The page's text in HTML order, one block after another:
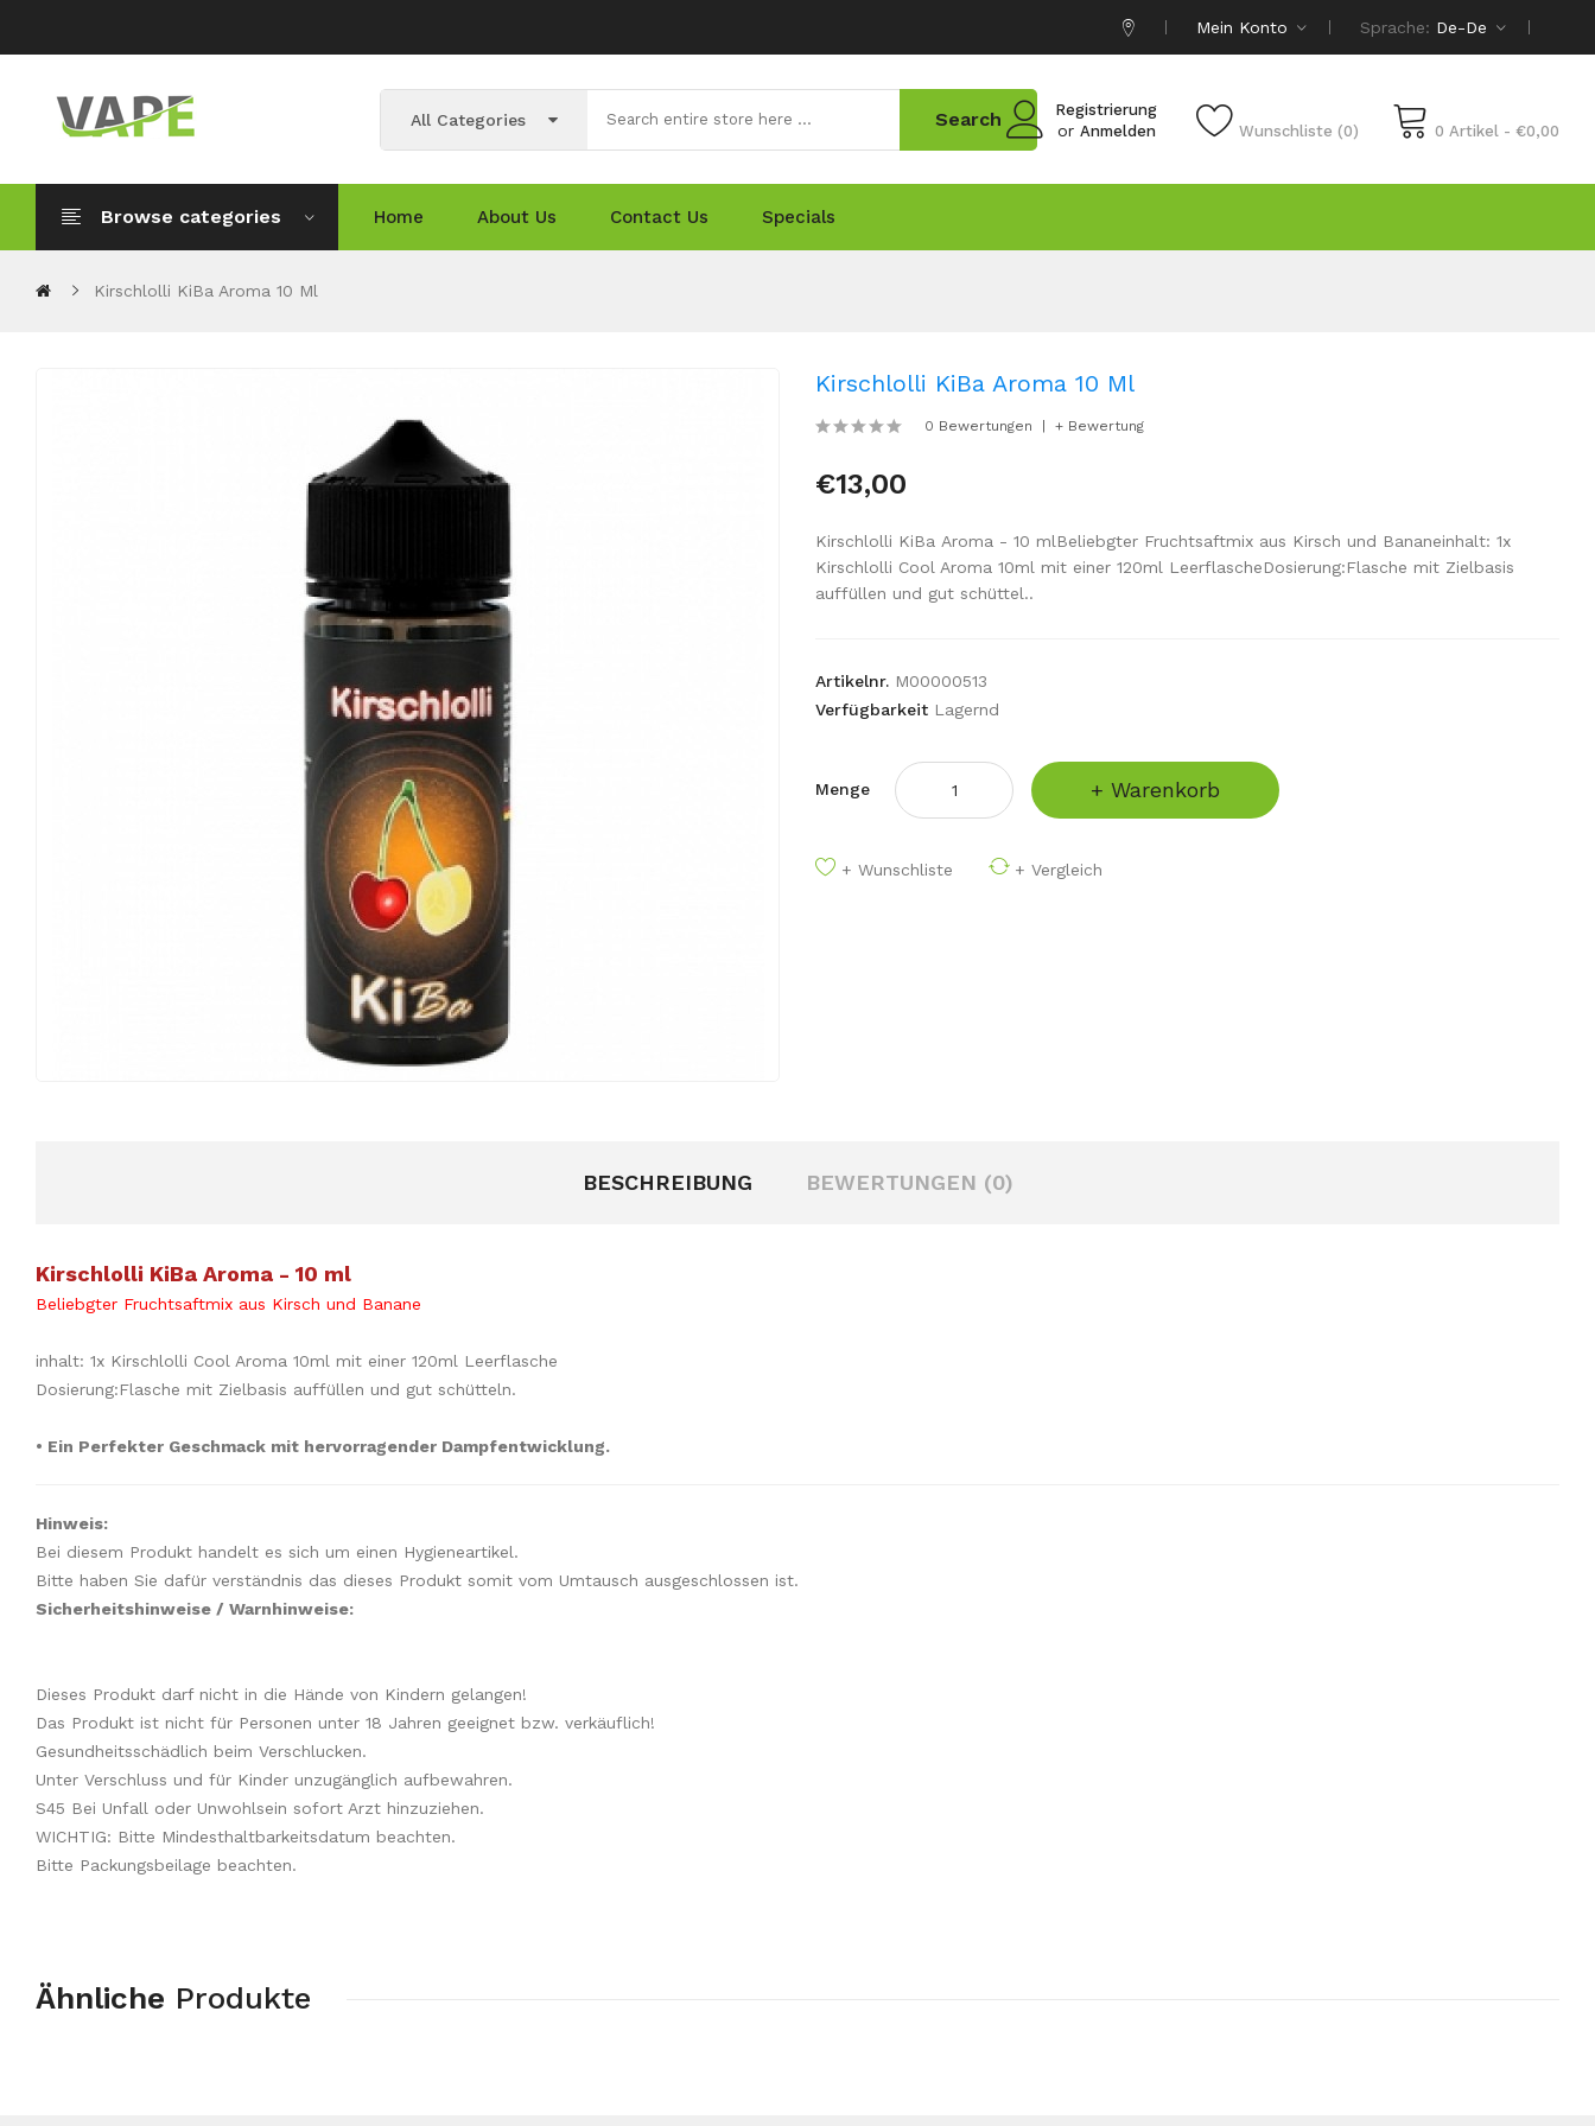
Mein Konto Sprache: De-De
Registrierung
or Anmelden Wunschliste (0) 0 Artikel - €0,00
All Categories Search
Browse categories Home About Us Contact Us Specials
Kirschlolli KiBa Aroma 10 Ml
Kirschlolli KiBa Aroma 10 Ml
0 Bewertungen + Bewertung
€13,00
Kirschlolli KiBa Aroma - 10 mlBeliebgter Fruchtsaftmix aus Kirsch und Bananeinhalt: 1x
Kirschlolli Cool Aroma 10ml mit einer 120ml LeerflascheDosierung:Flasche mit Zielbasis
auffüllen und gut schüttel..
Artikelnr. M00000513
Verfügbarkeit Lagernd
Menge + Warenkorb
+ Wunschliste + Vergleich
BESCHREIBUNG BEWERTUNGEN (0)
Kirschlolli KiBa Aroma - 10 ml
Beliebgter Fruchtsaftmix aus Kirsch und Banane
inhalt: 1x Kirschlolli Cool Aroma 10ml mit einer 120ml Leerflasche
Dosierung:Flasche mit Zielbasis auffüllen und gut schütteln.
• Ein Perfekter Geschmack mit hervorragender Dampfentwicklung.
Hinweis:
Bei diesem Produkt handelt es sich um einen Hygieneartikel.
Bitte haben Sie dafür verständnis das dieses Produkt somit vom Umtausch ausgeschlossen ist.
Sicherheitshinweise / Warnhinweise:
Dieses Produkt darf nicht in die Hände von Kindern gelangen!
Das Produkt ist nicht für Personen unter 18 Jahren geeignet bzw. verkäuflich!
Gesundheitsschädlich beim Verschlucken.
Unter Verschluss und für Kinder unzugänglich aufbewahren.
S45 Bei Unfall oder Unwohlsein sofort Arzt hinzuziehen.
WICHTIG: Bitte Mindesthaltbarkeitsdatum beachten.
Bitte Packungsbeilage beachten.
Ähnliche Produkte